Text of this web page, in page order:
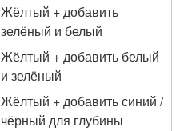
Жёлтый + добавить
зелёный и белый
Жёлтый + добавить белый
и зелёный
Жёлтый + добавить синий /
чёрный для глубины